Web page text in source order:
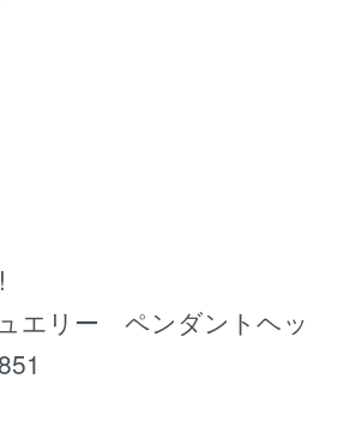
エリー ペンダントヘッ